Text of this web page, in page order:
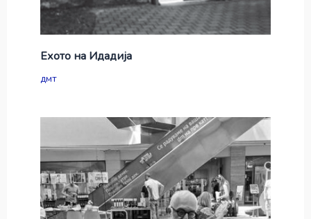
Ехото на Идадија
дмт